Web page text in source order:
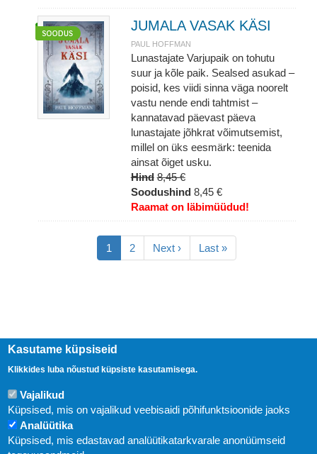
JUMALA VASAK KÄSI
PAUL HOFFMAN
Lunastajate Varjupaik on tohutu
suur ja kõle paik. Sealsed asukad –
poisid, kes viidi sinna väga noorelt
vastu nende endi tahtmist –
kannatavad päevast päeva
lunastajate jõhkrat võimutsemist,
millel on üks eesmärk: teenida
ainsat õiget usku.
Hind 8,45 €
Soodushind 8,45 €
Raamat on läbimüüdud!
Pagination
Eesolev
leht
1 Lehekülg
2
Järgmine
leht
Next ›
Viimane
leht
Last »
Uudised
Kasutame küpsiseid
Klikkides luba nõustud küpsiste kasutamisega.
Vajalikud
Küpsised, mis on vajalikud veebisaidi põhifunktsioonide jaoks
Analüütika
Küpsised, mis edastavad analüütikatarkvarale anonüümseid